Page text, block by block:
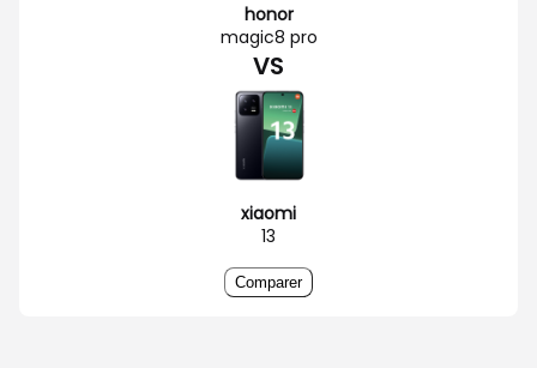
honor
magic8 pro
VS
xiaomi
13
Comparer